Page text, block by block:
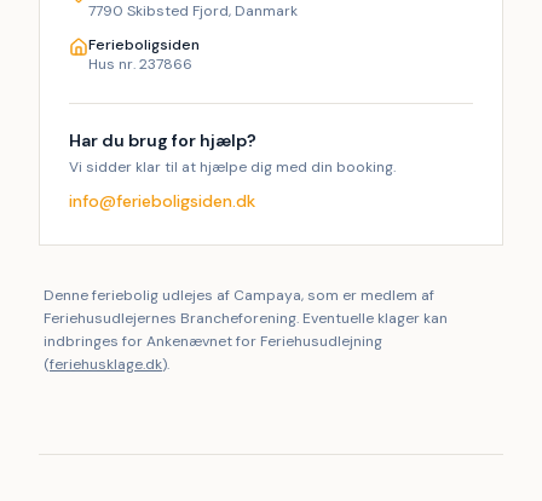
7790 Skibsted Fjord, Danmark
Ferieboligsiden
Hus nr. 237866
Har du brug for hjælp?
Vi sidder klar til at hjælpe dig med din booking.
info@ferieboligsiden.dk
Denne feriebolig udlejes af Campaya, som er medlem af
Feriehusudlejernes Brancheforening. Eventuelle klager kan
indbringes for Ankenævnet for Feriehusudlejning
(feriehusklage.dk).